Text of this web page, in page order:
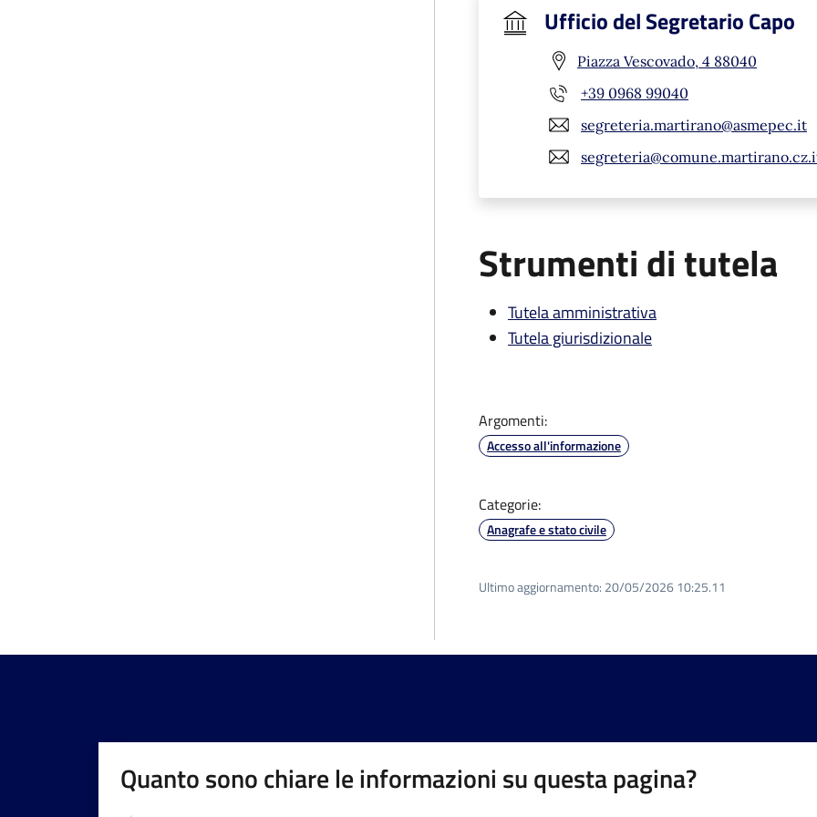
Ufficio del Segretario Capo
Piazza Vescovado, 4 88040
+39 0968 99040
segreteria.martirano@asmepec.it
Strumenti di tutela
Tutela amministrativa
Tutela giurisdizionale
Argomenti:
Accesso all'informazione
Categorie:
Anagrafe e stato civile
Ultimo aggiornamento: 20/05/2026 10:25.11
Quanto sono chiare le informazioni su questa pagina?